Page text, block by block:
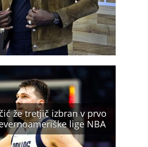
že tretjič izbran v prvo
lige NBA